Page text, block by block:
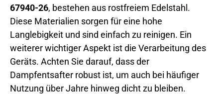
67940-26, bestehen aus rostfreiem Edelstahl.
Diese Materialien sorgen für eine hohe
Langlebigkeit und sind einfach zu reinigen. Ein
weiterer wichtiger Aspekt ist die Verarbeitung des
Geräts. Achten Sie darauf, dass der
Dampfentsafter robust ist, um auch bei häufiger
Nutzung über Jahre hinweg dicht zu bleiben.